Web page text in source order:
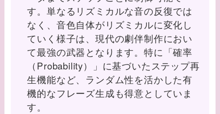
す。単なるリズミカルな音の反復では
なく、音色自体がリズミカルに変化し
ていく様子は、現代の劇伴制作におい
て最強の武器となります。特に「確率
（Probability）」に基づいたステップ再
生機能など、ランダム性を活かした有
機的なフレーズ生成も得意としていま
す。